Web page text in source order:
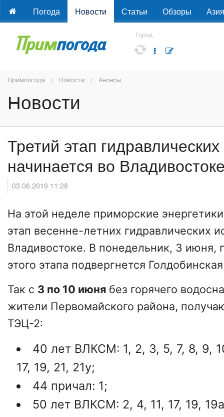
Погода Новости Статьи Обзоры Азия
Город
Примпогода Новости Анонсы
Новости
Третий этап
начинается во
03.06.2019 11:28
На этой неделе приморские
этап весенне-летних гидравлических
Владивостоке. В понедельник, 3 июня,
этого этапа подвергнется
Так с 3 по 10 июня без горячего
жители Первомайского района,
ТЭЦ-2:
40 лет ВЛКСМ: 1, 2, 3, 5, 7, 8, 9,
17, 19, 21, 21у;
44 причал: 1;
50 лет ВЛКСМ: 2, 4, 11, 17, 19,